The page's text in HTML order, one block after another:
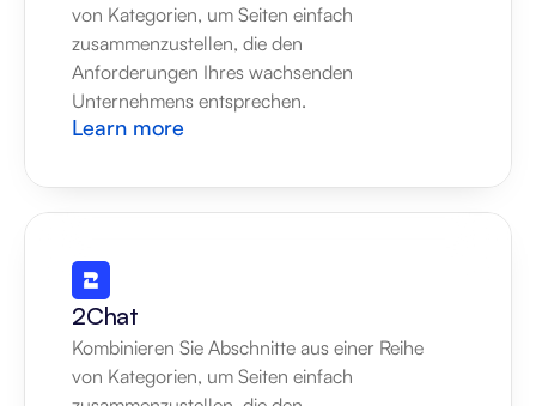
von Kategorien, um Seiten einfach
zusammenzustellen, die den
Anforderungen Ihres wachsenden
Unternehmens entsprechen.
Learn more
2Chat
Kombinieren Sie Abschnitte aus einer Reihe
von Kategorien, um Seiten einfach